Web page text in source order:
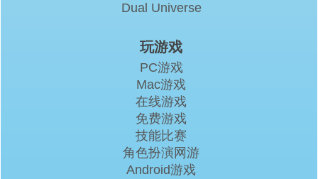
Dual Universe
玩游戏
PC游戏
Mac游戏
在线游戏
免费游戏
技能比赛
角色扮演网游
Android游戏